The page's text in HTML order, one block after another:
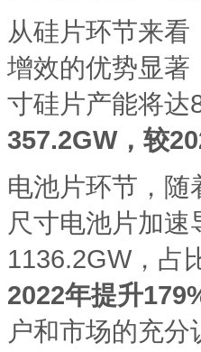
从硅片环节来
增效的优势显著
寸硅片产能将达
357.2GW，较
电池片环节，
尺寸电池片加
1136.2GW，占
2022年提升
户和市场的充分